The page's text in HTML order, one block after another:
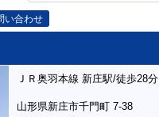
い合わせ
ＪＲ奥羽本線 新庄駅/徒歩28分
山形県新庄市千門町 7-38